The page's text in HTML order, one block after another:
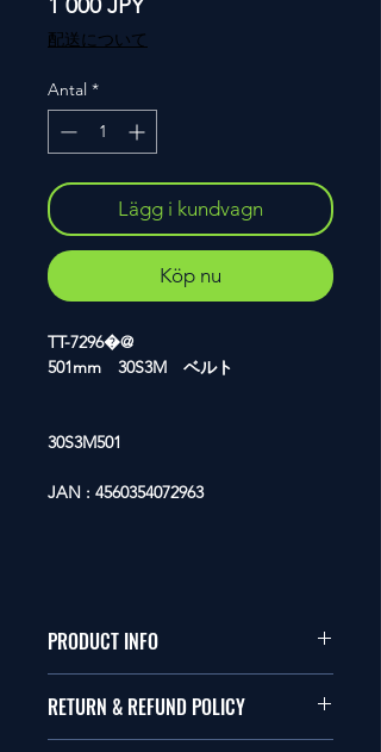
配送について
Antal *
Lägg i kundvagn
Köp nu
TT-7296�@
501mm 30S3M ベルト
30S3M501
JAN : 4560354072963
PRODUCT INFO
本品は1/10サイズのラジオコント
RETURN & REFUND POLICY